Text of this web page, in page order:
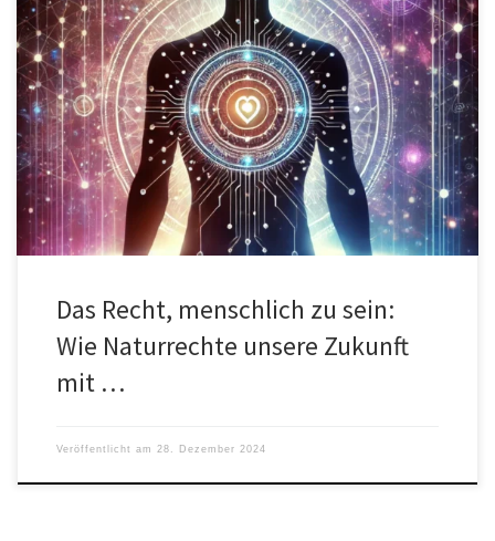
Die Welt steht an einem Wendepunkt. Mensch und Maschine
nähern sich einander auf eine Weise, die vor wenigen
Jahrzehnten noch […]
Das Recht, menschlich zu sein:
Wie Naturrechte unsere Zukunft
mit …
Veröffentlicht am 28. Dezember 2024